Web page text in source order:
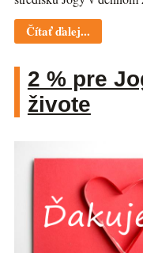
Čítať ďalej...
2 % pre
živote